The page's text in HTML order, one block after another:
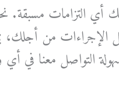
أي التزامات مسبقة.
الإجراءات من أجلك،
التواصل معنا في